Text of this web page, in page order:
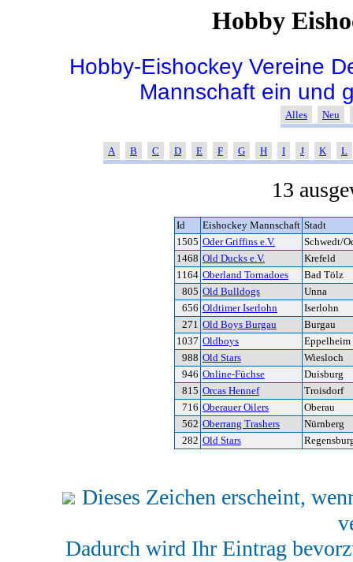
Hobby
Hobby-Eishockey Vereine
Mannschaft ein und
Alles Neu
A B C D E F G H I J K L
13
Id Eishockey Mannschaft Stadt
1505 Oder Griffins e.V.
Schwedt/
1468 Old Ducks e.V.
Krefeld
1164 Oberland Tornadoes
Bad Tölz
805 Old Bulldogs
Unna
656 Oldtimer Iserlohn
Iserlohn
271 Old Boys Burgau
Burgau
1037 Oldboys
Eppelheim
988 Old Stars
Wiesloch
946 Online-Füchse
Duisburg
815 Orcas Hennef
Troisdorf
716 Oberauer Oilers
Oberau
562 Oberrang Trashers
Nürnberg
282 Old Stars
Dieses Zeichen erscheint,
Dadurch wird Ihr Eintrag